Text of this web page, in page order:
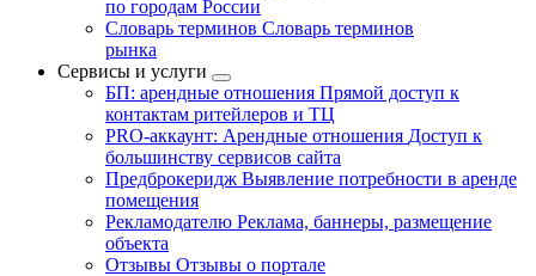
по городам России
Словарь терминов Словарь терминов
рынка
Сервисы и услуги
БП: арендные отношения Прямой доступ к
контактам ритейлеров и ТЦ
PRO-аккаунт: Арендные отношения Доступ к
большинству сервисов сайта
Предброкеридж Выявление потребности в аренде
помещения
Рекламодателю Реклама, баннеры, размещение
объекта
Отзывы Отзывы о портале